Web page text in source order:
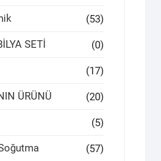
(53)
SETİ (0)
(17)
ÜRÜNÜ (20)
(5)
(57)